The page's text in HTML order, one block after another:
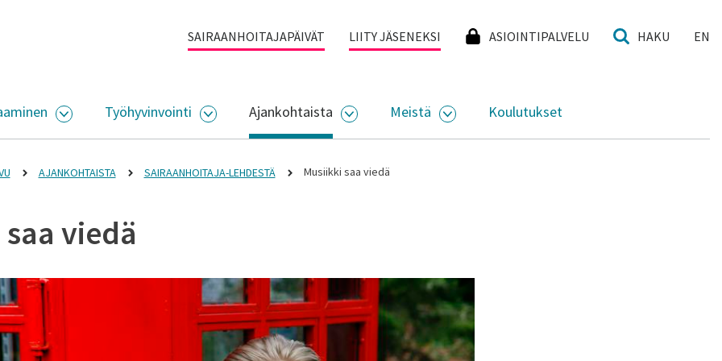
SAIRAANHOITAJAPÄIVÄT LIITY JÄSENEKSI ASIOINTIPALVELU HAKU EN
AVAA ALASIVUJEN VALIKKO
Työhyvinvointi
AVAA ALASIVUJEN VALIKKO
Ajankohtaista
AVAA ALASIVUJEN VALIKKO
Meistä
AVAA ALASIVUJEN VALIKKO
Koulutukset
AJANKOHTAISTA SAIRAANHOITAJA-LEHDESTÄ Musiikki saa viedä
viedä